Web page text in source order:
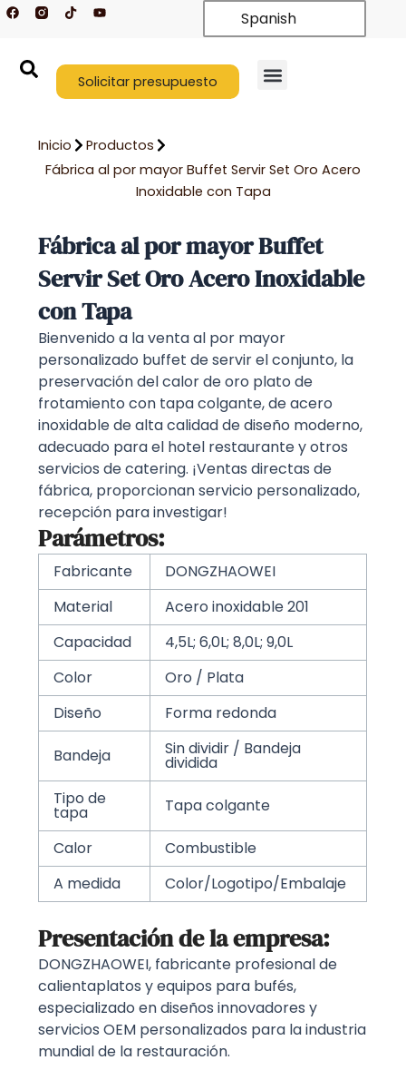
F
a
T
i
k
Y
o
b
e
Spanish
Solicitar presupuesto
Inicio
Productos
Fábrica al por mayor Buffet Servir Set Oro Acero
Inoxidable con Tapa
Fábrica al por mayor Buffet
Servir Set Oro Acero Inoxidable
con Tapa
Bienvenido a la venta al por mayor
personalizado buffet de servir el conjunto, la
preservación del calor de oro plato de
frotamiento con tapa colgante, de acero
inoxidable de alta calidad de diseño moderno,
adecuado para el hotel restaurante y otros
servicios de catering. ¡Ventas directas de
fábrica, proporcionan servicio personalizado,
recepción para investigar!
Parámetros:
Fabricante
DONGZHAOWEI
Material
Acero inoxidable 201
Capacidad
4,5L; 6,0L; 8,0L; 9,0L
Color
Oro / Plata
Diseño
Forma redonda
Bandeja Sin dividir / Bandeja
dividida
Tipo de
tapa Tapa colgante
Calor
Combustible
A medida
Color/Logotipo/Embalaje
Presentación de la empresa:
DONGZHAOWEI, fabricante profesional de
calientaplatos y equipos para bufés,
especializado en diseños innovadores y
servicios OEM personalizados para la industria
mundial de la restauración.